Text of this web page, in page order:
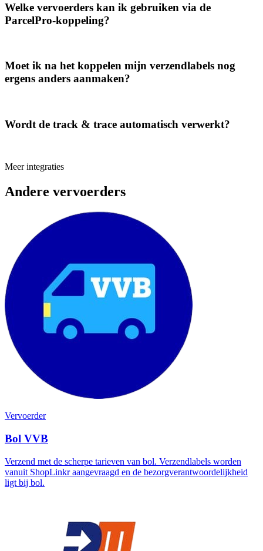
Welke vervoerders kan ik gebruiken via de
ParcelPro-koppeling?
Moet ik na het koppelen mijn verzendlabels nog
ergens anders aanmaken?
Wordt de track & trace automatisch verwerkt?
Meer integraties
Andere vervoerders
Vervoerder
Bol VVB
Verzend met de scherpe tarieven van bol. Verzendlabels worden
vanuit ShopLinkr aangevraagd en de bezorgverantwoordelijkheid
ligt bij bol.